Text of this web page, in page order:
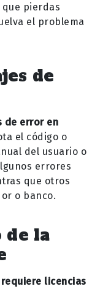
que pierdas
el problema
de
de error en
el código o
del usuario o
errores
que otros
o banco.
de la
licencias